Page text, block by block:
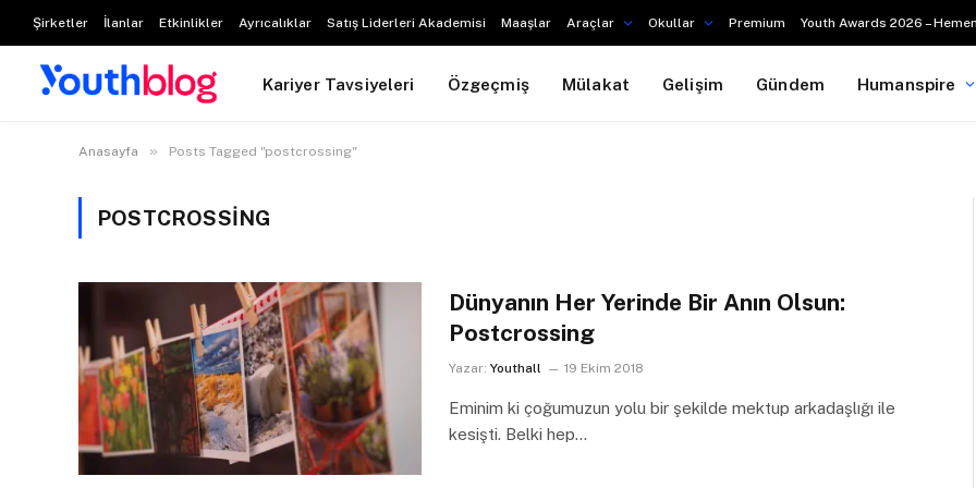
Şirketler İlanlar Etkinlikler Ayrıcalıklar Satış Liderleri Akademisi Maaşlar Araçlar Okullar Premium Youth Awards 2026 –
Kariyer Tavsiyeleri Özgeçmiş Mülakat Gelişim Gündem Humanspire
Anasayfa » Posts Tagged "postcrossing"
POSTCROSSING
Dünyanın Her Yerinde Bir Anın Olsun:
Postcrossing
Yazar: Youthall 19 Ekim 2018
Eminim ki çoğumuzun yolu bir şekilde mektup arkadaşlığı ile
kesişti. Belki hep…